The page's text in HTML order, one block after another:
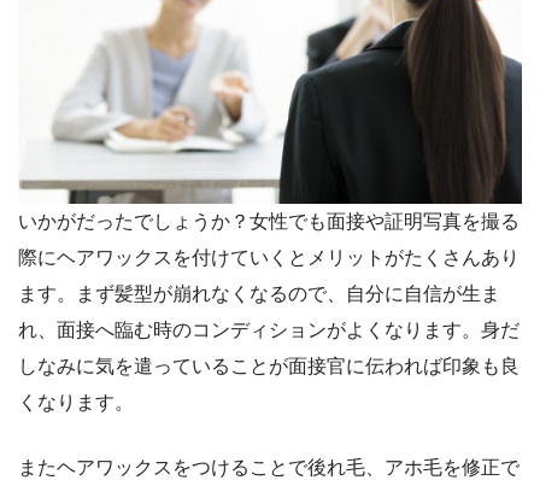
いかがだったでしょうか？女性でも面接や証明写真を撮る
際にヘアワックスを付けていくとメリットがたくさんあり
ます。まず髪型が崩れなくなるので、自分に自信が生ま
れ、面接へ臨む時のコンディションがよくなります。身だ
しなみに気を遣っていることが面接官に伝われば印象も良
くなります。
またヘアワックスをつけることで後れ毛、アホ毛を修正で